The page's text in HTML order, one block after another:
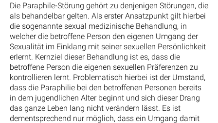
Die Paraphile-Störung gehört zu denjenigen Störungen, die
als behandelbar gelten. Als erster Ansatzpunkt gilt hierbei
die sogenannte sexual medizinische Behandlung, in
welcher die betroffene Person den eigenen Umgang der
Sexualität im Einklang mit seiner sexuellen Persönlichkeit
erlernt. Kernziel dieser Behandlung ist es, dass die
betroffene Person die eigenen sexuellen Präferenzen zu
kontrollieren lernt. Problematisch hierbei ist der Umstand,
dass die Paraphilie bei den betroffenen Personen bereits
in dem jugendlichen Alter beginnt und sich dieser Drang
das ganze Leben lang nicht verändern lässt. Es ist
dementsprechend nur möglich, dass ein Umgang damit